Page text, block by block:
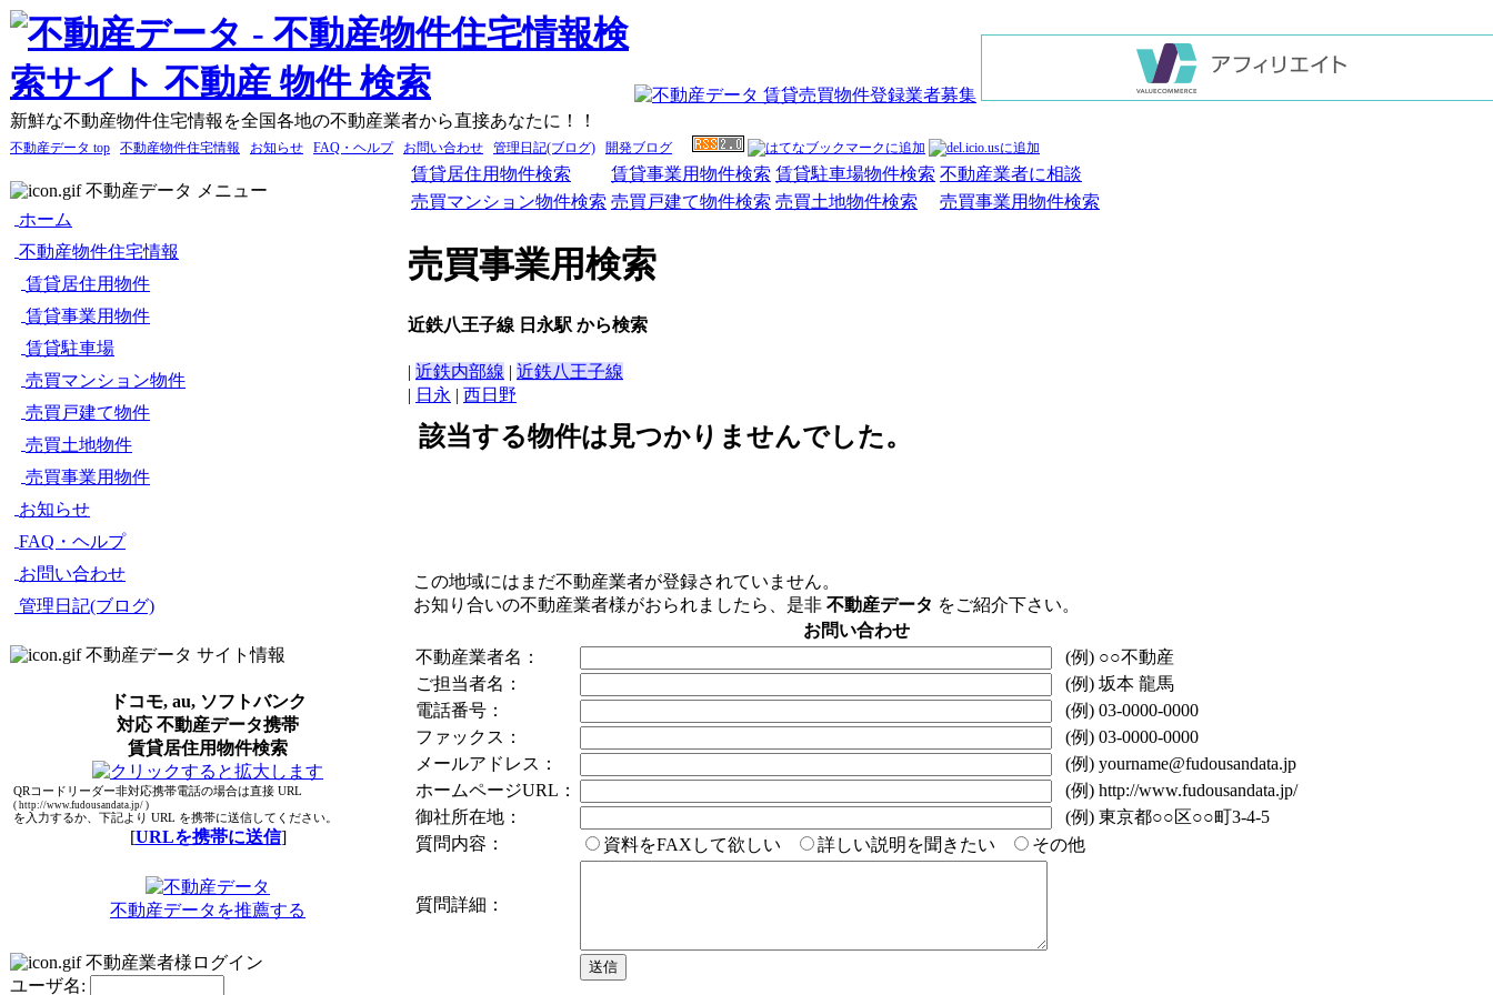
新鮮な不動産物件住宅情報を全国各地の不動産業者から直接あなたに！！
不動産データ top 不動産物件住宅情報 お知らせ FAQ・ヘルプ お問い合わせ 管理日記(ブログ) 開発ブログ
不動産データ メニュー
ホーム
不動産物件住宅情報
賃貸居住用物件
賃貸事業用物件
賃貸駐車場
売買マンション物件
売買戸建て物件
売買土地物件
売買事業用物件
お知らせ
FAQ・ヘルプ
お問い合わせ
管理日記(ブログ)
不動産データ サイト情報
ドコモ, au, ソフトバンク
対応 不動産データ携帯
賃貸居住用物件検索
QRコードリーダー非対応携帯電話の場合は直接 URL
( http://www.fudousandata.jp/ )
を入力するか、下記より URL を携帯に送信してください。
[URLを携帯に送信]
不動産データを推薦する
不動産業者様ログイン
ユーザ名:
賃貸居住用物件検索 賃貸事業用物件検索 賃貸駐車場物件検索 不動産業者に相談
売買マンション物件検索 売買戸建て物件検索 売買土地物件検索 売買事業用物件検索
売買事業用検索
近鉄八王子線 日永駅 から検索
| 近鉄内部線 | 近鉄八王子線
| 日永 | 西日野
該当する物件は見つかりませんでした。
この地域にはまだ不動産業者が登録されていません。
お知り合いの不動産業者様がおられましたら、是非 不動産データ をご紹介下さい。
お問い合わせ
不動産業者名：
(例) ○○不動産
ご担当者名：
(例) 坂本 龍馬
電話番号：
(例) 03-0000-0000
ファックス：
(例) 03-0000-0000
メールアドレス：
(例) yourname@fudousandata.jp
ホームページURL：
(例) http://www.fudousandata.jp/
御社所在地：
(例) 東京都○○区○○町3-4-5
質問内容：
資料をFAXして欲しい 詳しい説明を聞きたい その他
質問詳細：